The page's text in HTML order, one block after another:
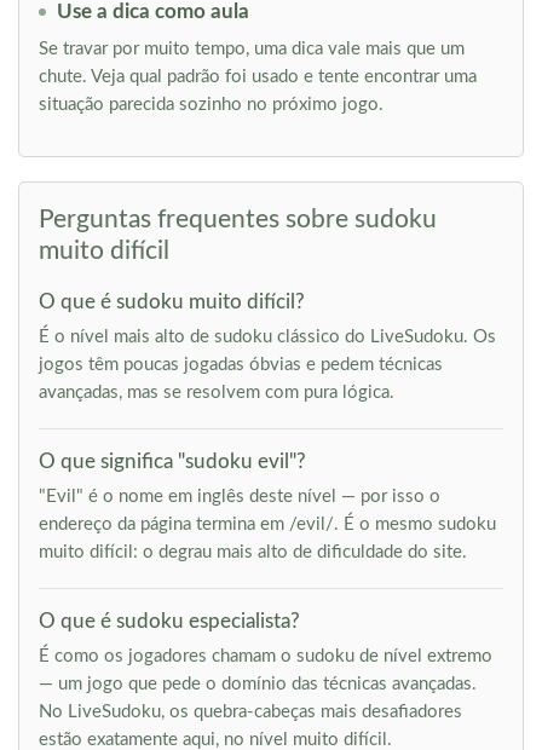
Use a dica como aula
Se travar por muito tempo, uma dica vale mais que um
chute. Veja qual padrão foi usado e tente encontrar uma
situação parecida sozinho no próximo jogo.
Perguntas frequentes sobre sudoku
muito difícil
O que é sudoku muito difícil?
É o nível mais alto de sudoku clássico do LiveSudoku. Os
jogos têm poucas jogadas óbvias e pedem técnicas
avançadas, mas se resolvem com pura lógica.
O que significa "sudoku evil"?
"Evil" é o nome em inglês deste nível — por isso o
endereço da página termina em /evil/. É o mesmo sudoku
muito difícil: o degrau mais alto de dificuldade do site.
O que é sudoku especialista?
É como os jogadores chamam o sudoku de nível extremo
— um jogo que pede o domínio das técnicas avançadas.
No LiveSudoku, os quebra-cabeças mais desafiadores
estão exatamente aqui, no nível muito difícil.